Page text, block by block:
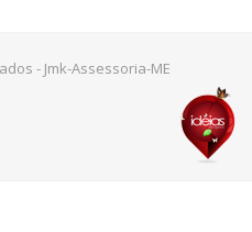
- Jmk-Assessoria-ME